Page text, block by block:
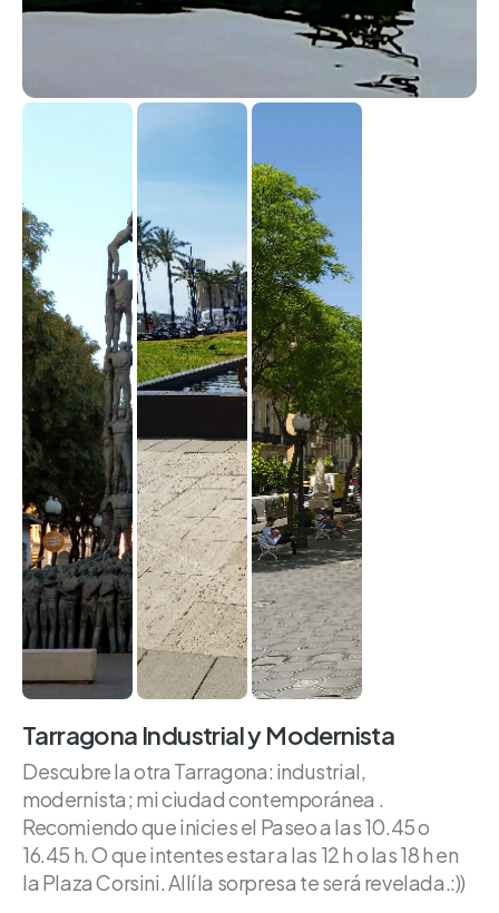
Tarragona Industrial y Modernista
Descubre la otra Tarragona: industrial,
modernista; mi ciudad contemporánea .
Recomiendo que inicies el Paseo a las 10.45 o
16.45 h. O que intentes estar a las 12 h o las 18 h en
la Plaza Corsini. Allí la sorpresa te será revelada.:))